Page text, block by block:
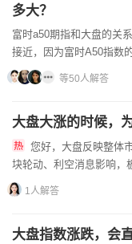
多大？
富时a50期指和大盘的关
接近，因为富时A50指数
司，从市值的角度来说极
等50人解答
大盘大涨的时候，
块轮动、利空消息影响，
角联系我可享受开户即享
1人解答
大盘指数涨跌，会